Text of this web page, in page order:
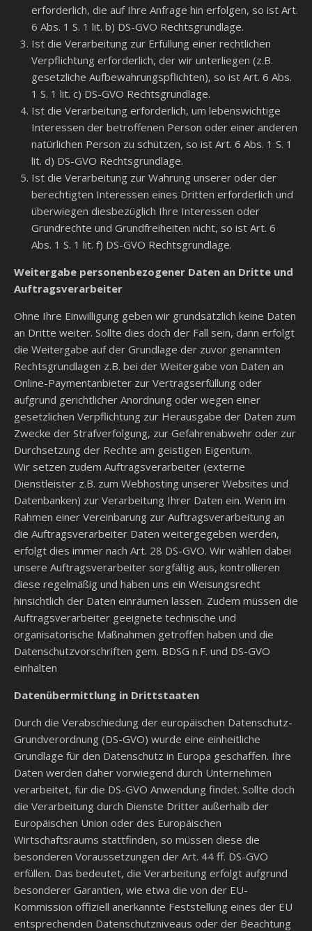
erforderlich, die auf Ihre Anfrage hin erfolgen, so ist Art.
6 Abs. 1 S. 1 lit. b) DS-GVO Rechtsgrundlage.
Ist die Verarbeitung zur Erfüllung einer rechtlichen
Verpflichtung erforderlich, der wir unterliegen (z.B.
gesetzliche Aufbewahrungspflichten), so ist Art. 6 Abs.
1 S. 1 lit. c) DS-GVO Rechtsgrundlage.
Ist die Verarbeitung erforderlich, um lebenswichtige
Interessen der betroffenen Person oder einer anderen
natürlichen Person zu schützen, so ist Art. 6 Abs. 1 S. 1
lit. d) DS-GVO Rechtsgrundlage.
Ist die Verarbeitung zur Wahrung unserer oder der
berechtigten Interessen eines Dritten erforderlich und
überwiegen diesbezüglich Ihre Interessen oder
Grundrechte und Grundfreiheiten nicht, so ist Art. 6
Abs. 1 S. 1 lit. f) DS-GVO Rechtsgrundlage.
Weitergabe personenbezogener Daten an Dritte und
Auftragsverarbeiter
Ohne Ihre Einwilligung geben wir grundsätzlich keine Daten
an Dritte weiter. Sollte dies doch der Fall sein, dann erfolgt
die Weitergabe auf der Grundlage der zuvor genannten
Rechtsgrundlagen z.B. bei der Weitergabe von Daten an
Online-Paymentanbieter zur Vertragserfüllung oder
aufgrund gerichtlicher Anordnung oder wegen einer
gesetzlichen Verpflichtung zur Herausgabe der Daten zum
Zwecke der Strafverfolgung, zur Gefahrenabwehr oder zur
Durchsetzung der Rechte am geistigen Eigentum.
Wir setzen zudem Auftragsverarbeiter (externe
Dienstleister z.B. zum Webhosting unserer Websites und
Datenbanken) zur Verarbeitung Ihrer Daten ein. Wenn im
Rahmen einer Vereinbarung zur Auftragsverarbeitung an
die Auftragsverarbeiter Daten weitergegeben werden,
erfolgt dies immer nach Art. 28 DS-GVO. Wir wählen dabei
unsere Auftragsverarbeiter sorgfältig aus, kontrollieren
diese regelmäßig und haben uns ein Weisungsrecht
hinsichtlich der Daten einräumen lassen. Zudem müssen die
Auftragsverarbeiter geeignete technische und
organisatorische Maßnahmen getroffen haben und die
Datenschutzvorschriften gem. BDSG n.F. und DS-GVO
einhalten
Datenübermittlung in Drittstaaten
Durch die Verabschiedung der europäischen Datenschutz-
Grundverordnung (DS-GVO) wurde eine einheitliche
Grundlage für den Datenschutz in Europa geschaffen. Ihre
Daten werden daher vorwiegend durch Unternehmen
verarbeitet, für die DS-GVO Anwendung findet. Sollte doch
die Verarbeitung durch Dienste Dritter außerhalb der
Europäischen Union oder des Europäischen
Wirtschaftsraums stattfinden, so müssen diese die
besonderen Voraussetzungen der Art. 44 ff. DS-GVO
erfüllen. Das bedeutet, die Verarbeitung erfolgt aufgrund
besonderer Garantien, wie etwa die von der EU-
Kommission offiziell anerkannte Feststellung eines der EU
entsprechenden Datenschutzniveaus oder der Beachtung